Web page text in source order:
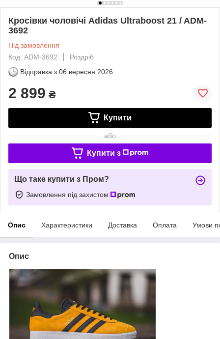
Кросівки чоловічі Adidas Ultraboost 21 / ADM-
3692
Під замовлення
Код: ADM-3692
Роздріб
Відправка з 06 вересня 2026
2 899 ₴
Купити
або
Купити з
Що таке купити з Пром?
Замовлення під захистом
Опис Характеристики Доставка Оплата Умови
Опис